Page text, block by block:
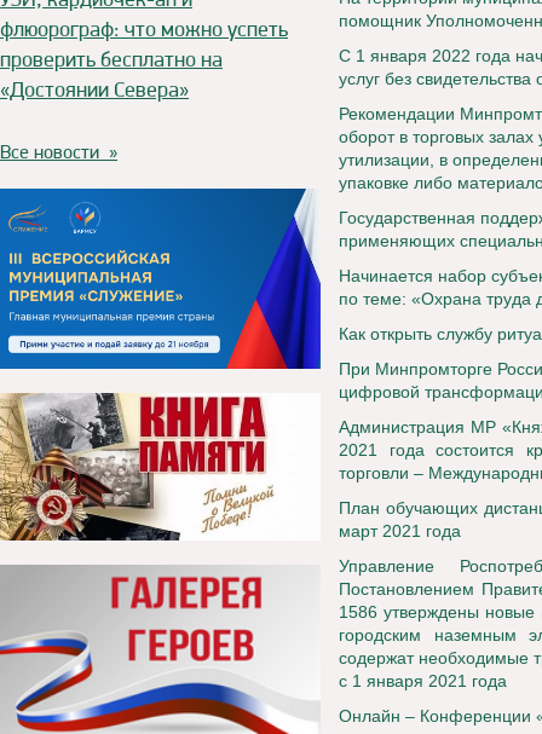
флюорограф: что можно успеть
проверить бесплатно на
«Достоянии Севера»
Все новости »
помощник
С 1 января 2022 года
услуг без
Рекомендации
оборот в торговых
утилизации, в
упаковке либо
Государственная
применяющих
Начинается набор
по теме: «Охрана труда
Как открыть службу
При Минпромторге
цифровой
Администрация МР
2021 года состоится
торговли –
План обучающих
март 2021 года
Управление
Постановлением
1586 утверждены новые
городским наземным
содержат необходимые
с 1 января 2021 года
Онлайн – Конференции